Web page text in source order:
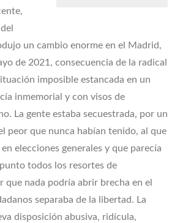
un cambio enorme en el Madrid,
de 2021, consecuencia de la radical
imposible estancada en un
inmemorial y con visos de
La gente estaba secuestrada, por un
peor que nunca habían tenido, al que
elecciones generales y que parecía
todos los resortes de
que nada podría abrir brecha en el
separaba de la libertad. La
disposición abusiva, ridícula,